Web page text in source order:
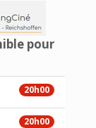
pour
20h00
20h00